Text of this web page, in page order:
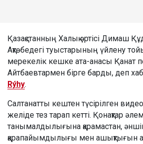
Қазақстанның Халық әртісі Димаш
Ақтөбедегі туыстарының үйлену
мерекелік кешке ата-анасы Қанат
Айтбаевтармен бірге барды, деп
Rýhy.
Салтанатты кештен түсірілген
желіде тез тарап кетті. Қонақтар
танымалдылығына қарамастан,
қарапайымдылығы мен ашықтығын